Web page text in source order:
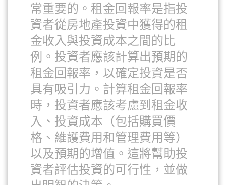
常重要的。租金回報率是指投
資者從房地產投資中獲得的租
金收入與投資成本之間的比
例。投資者應該計算出預期的
租金回報率，以確定投資是否
具有吸引力。計算租金回報率
時，投資者應該考慮到租金收
入、投資成本（包括購買價
格、維護費用和管理費用等）
以及預期的增值。這將幫助投
資者評估投資的可行性，並做